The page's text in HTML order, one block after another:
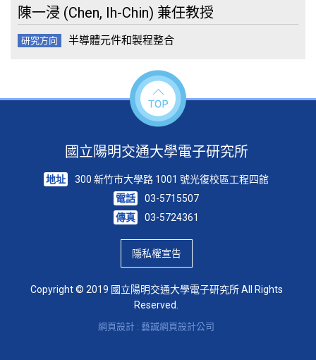
陳一浸 (Chen, Ih-Chin) 兼任教授
研究方向 半導體元件和製程整合
國立陽明交通大學電子研究所
地址
300 新竹市大學路 1001 號光復校區工程四館
電話
03-5715507
傳真
03-5724361
隱私權宣告
Copyright © 2019 國立陽明交通大學電子研究所 All Rights
Reserved.
網頁設計 : 藝誠網頁設計公司